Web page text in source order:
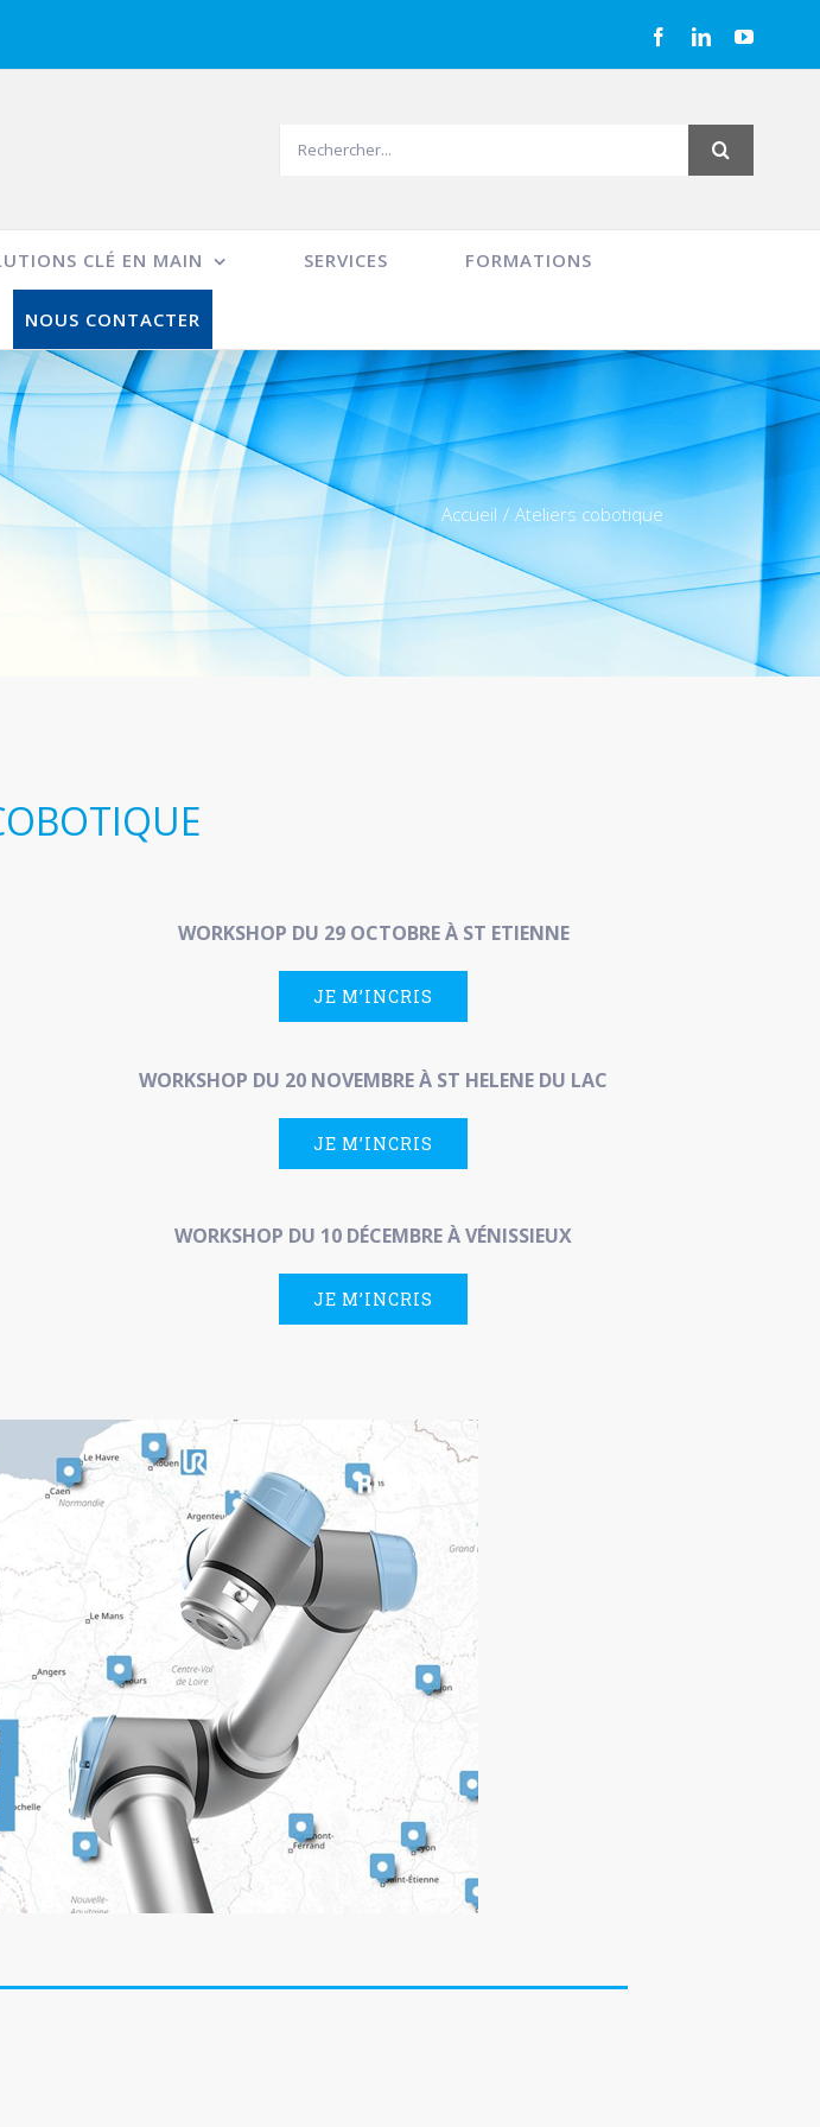
FacebookLinkedIn
CLÉ EN MAIN SERVICES FORMATIONS
NOUS CONTACTER
Accueil / Ateliers cobotique
WORKSHOP DU 29 OCTOBRE À ST ETIENNE
JE M’INCRIS
WORKSHOP DU 20 NOVEMBRE À ST HELENE DU LAC
JE M’INCRIS
WORKSHOP DU 10 DÉCEMBRE À VÉNISSIEUX
JE M’INCRIS